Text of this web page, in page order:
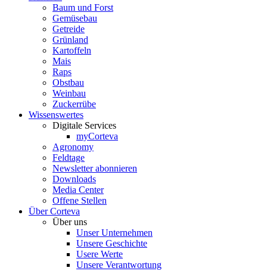
Baum und Forst
Gemüsebau
Getreide
Grünland
Kartoffeln
Mais
Raps
Obstbau
Weinbau
Zuckerrübe
Wissenswertes
Digitale Services
myCorteva
Agronomy
Feldtage
Newsletter abonnieren
Downloads
Media Center
Offene Stellen
Über Corteva
Über uns
Unser Unternehmen
Unsere Geschichte
Usere Werte
Unsere Verantwortung